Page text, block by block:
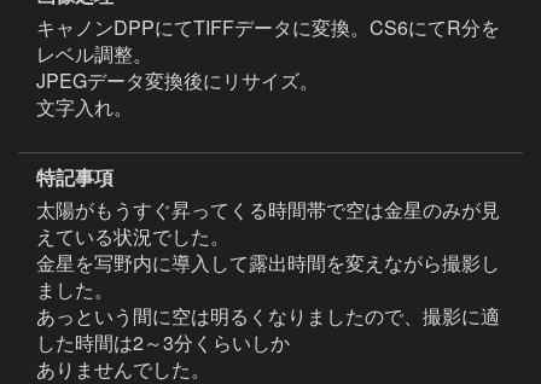
キャノンDPPにてTIFFデータに変換。CS6にてR分を
レベル調整。
JPEGデータ変換後にリサイズ。
文字入れ。
特記事項
太陽がもうすぐ昇ってくる時間帯で空は金星のみが見
えている状況でした。
金星を写野内に導入して露出時間を変えながら撮影し
ました。
あっという間に空は明るくなりましたので、撮影に適
した時間は2～3分くらいしか
ありませんでした。